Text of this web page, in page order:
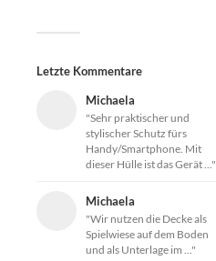
Letzte Kommentare
Michaela
"Sehr praktischer und
stylischer Schutz fürs
Handy/Smartphone. Mit
dieser Hülle ist das Gerät ..."
Michaela
"Wir nutzen die Decke als
Spielwiese auf dem Boden
und als Unterlage im ..."